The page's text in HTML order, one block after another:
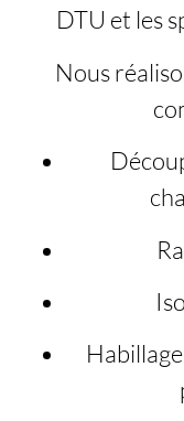
DTU et les
Nous